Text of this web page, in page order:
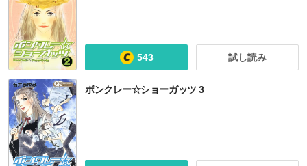
543 試し読み
ボンクレー☆ショーガッツ 3